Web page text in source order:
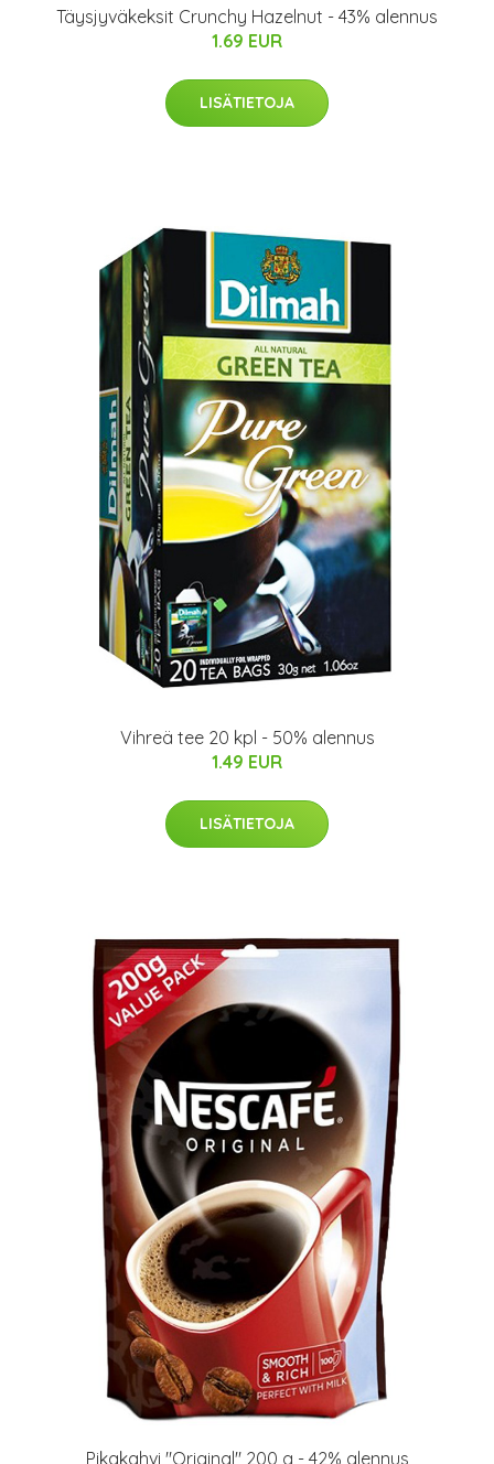
Täysjyväkeksit Crunchy Hazelnut - 43% alennus
1.69 EUR
LISÄTIETOJA
Vihreä tee 20 kpl - 50% alennus
1.49 EUR
LISÄTIETOJA
Pikakahvi "Original" 200 g - 42% alennus